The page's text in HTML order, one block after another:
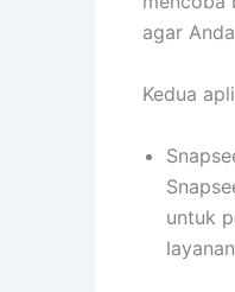
agar
Kedua
untuk